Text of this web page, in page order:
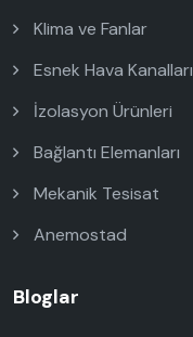
Klima ve Fanlar
Esnek Hava Kanalları
İzolasyon Ürünleri
Bağlantı Elemanları
Mekanik Tesisat
Anemostad
Bloglar